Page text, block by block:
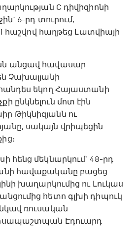
C դիվիզիոնի
6-րդ տուրում,
1 հաշվով հաղթեց Լատվիայի
անցավ հավասար
Չախալյանի
եկող Հայաստանի
ընկնելուն մոտ էին
Թիկնիզյանն ու
սակայն վրիպեցին
հենց մեկնարկում` 48-րդ
հավաքականը բացեց
խաղարկումից ու Լուկաս
հետո գլխի դիպուկ
ռուսական
Էդուարդ